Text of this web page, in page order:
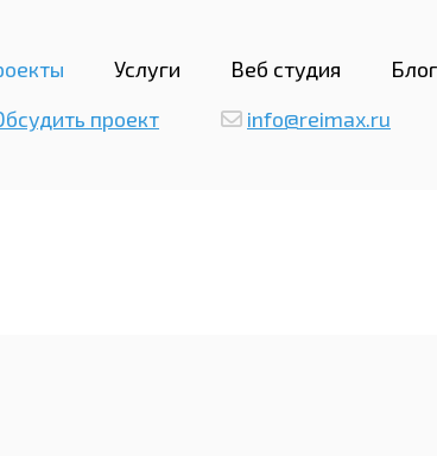
Услуги Веб студия Блог
проект
info@reimax.ru